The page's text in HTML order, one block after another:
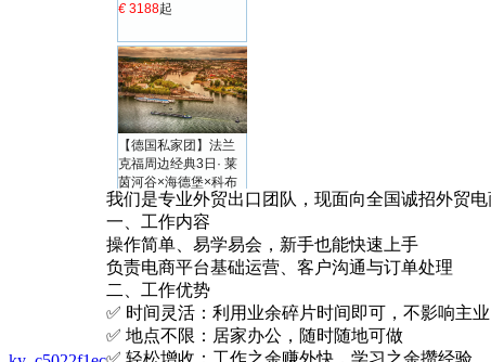
我们是专业外贸出口团队，现面向全国诚招外贸
一、工作内容
操作简单、易学易会，新手也能快速上手
负责电商平台基础运营、客户沟通与订单处理
二、工作优势
✅ 时间灵活：利用业余碎片时间即可，不影响主业
✅ 地点不限：居家办公，随时随地可做
✅ 轻松增收：工作之余赚外快，学习之余攒经验